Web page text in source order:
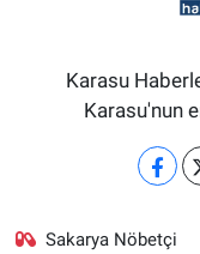
Karasu
Karasu'nun
Sakarya Nöbetçi